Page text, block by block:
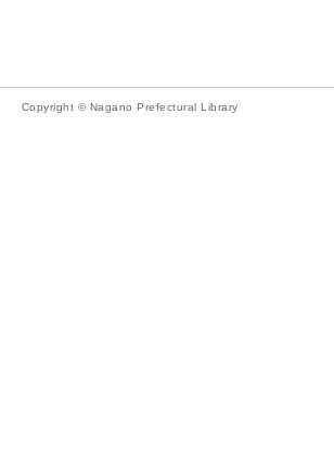
Copyright © Nagano Prefectural Library